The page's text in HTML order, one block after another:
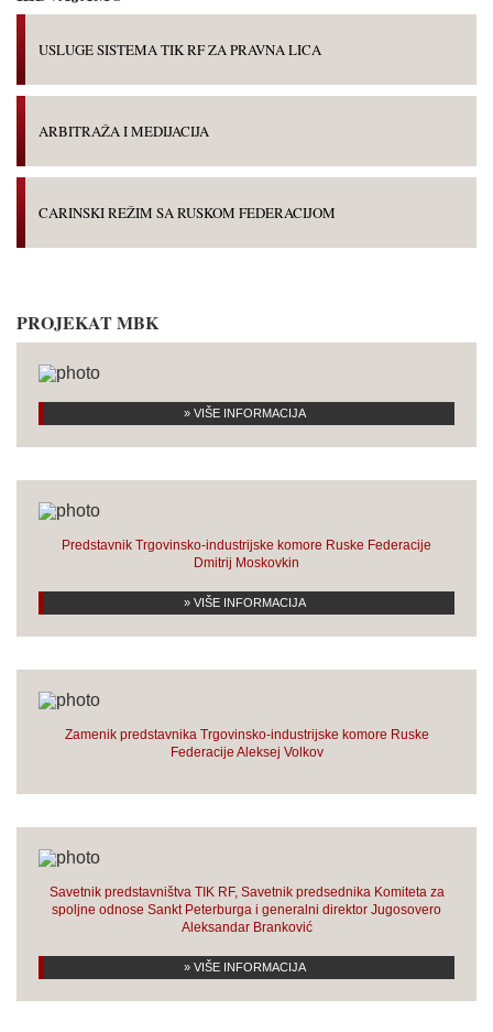
USLUGE SISTEMA TIK RF ZA PRAVNA LICA
ARBITRAŽA I MEDIJACIJA
CARINSKI REŽIM SA RUSKOM FEDERACIJOM
PROJEKAT MBK
» VIŠE INFORMACIJA
Predstavnik Trgovinsko-industrijske komore Ruske Federacije
Dmitrij Moskovkin
» VIŠE INFORMACIJA
Zamenik predstavnika Trgovinsko-industrijske komore Ruske
Federacije Aleksej Volkov
Savetnik predstavništva TIK RF, Savetnik predsednika Komiteta za
spoljne odnose Sankt Peterburga i generalni direktor Jugosovero
Aleksandar Branković
» VIŠE INFORMACIJA